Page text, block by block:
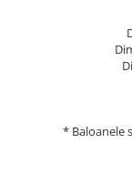
Petrecere Baieti
* Baloanele